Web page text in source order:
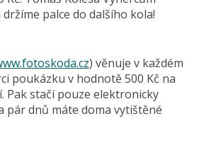
palce do dalšího kola!
) věnuje v každém
poukázku v hodnotě 500 Kč na
Pak stačí pouze elektronicky
pár dnů máte doma vytištěné